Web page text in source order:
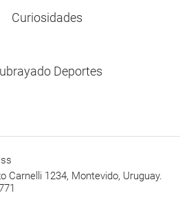
Curiosidades
Deportes
Carnelli 1234, Montevido, Uruguay.